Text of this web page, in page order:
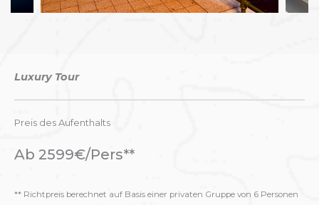
Luxury Tour
Preis des Aufenthalts
Ab 2599€/Pers**
** Richtpreis berechnet auf Basis einer privaten Gruppe von 6 Personen